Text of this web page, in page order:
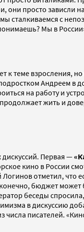
просто зависли
сталкиваемся с
Мы в
к теме взросления,
Андреем в
на работу и
жить и
Первая —
кино в России
отметил, что
бюджет
беседы
в дискуссию
писателей.